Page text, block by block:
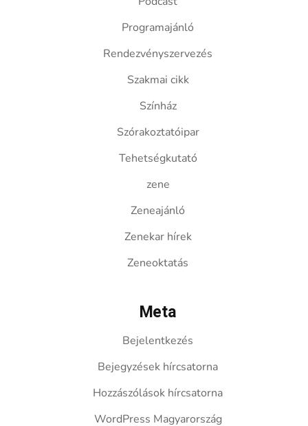
Programajánló
Rendezvényszervezés
Szakmai cikk
Színház
Szórakoztatóipar
Tehetségkutató
zene
Zeneajánló
Zenekar hírek
Zeneoktatás
Meta
Bejelentkezés
Bejegyzések hírcsatorna
Hozzászólások hírcsatorna
WordPress Magyarország